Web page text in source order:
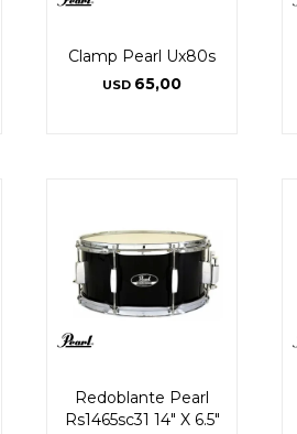
Clamp Pearl Ux80s
USD 65,00
Redoblante Pearl
Rs1465sc31 14" X 6.5"